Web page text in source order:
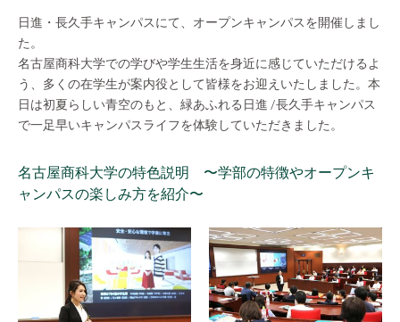
日進・長久手キャンパスにて、オープンキャンパスを開催しまし
た。
名古屋商科大学での学びや学生生活を身近に感じていただけるよ
う、多くの在学生が案内役として皆様をお迎えいたしました。本
日は初夏らしい青空のもと、緑あふれる日進 /長久手キャンパス
で一足早いキャンパスライフを体験していただきました。
名古屋商科大学の特色説明 〜学部の特徴やオープンキ
ャンパスの楽しみ方を紹介〜